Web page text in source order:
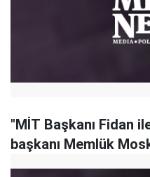
"MİT Başkanı Fidan
başkanı Memlük